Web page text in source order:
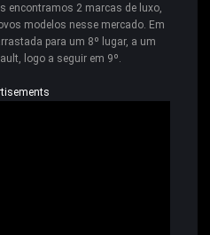
encontramos 2 marcas de luxo,
modelos nesse mercado. Em
para um 8º lugar, a um
logo a seguir em 9º.